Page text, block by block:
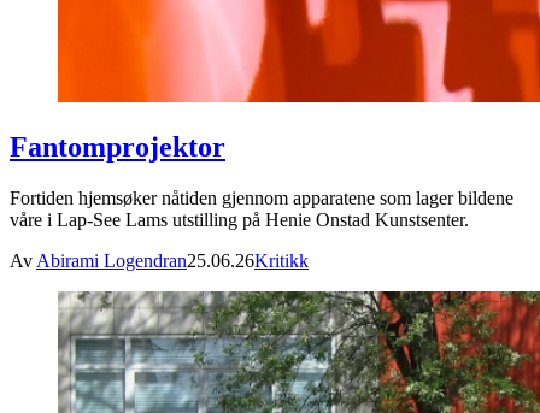
Fantomprojektor
Fortiden hjemsøker nåtiden gjennom apparatene som lager bildene
våre i Lap-See Lams utstilling på Henie Onstad Kunstsenter.
Av Abirami Logendran25.06.26Kritikk